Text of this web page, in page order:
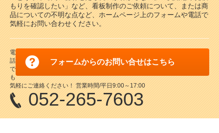
もりを確認したい」など、看板制作のご依頼について、または商
品についての不明な点など、ホームページ上のフォームや電話で
気軽にお問い合わせください。
フォームからのお問い合せはこちら
電
話
で
も
気軽にご連絡ください！ 営業時間/平日9:00～17:00
052-265-7603